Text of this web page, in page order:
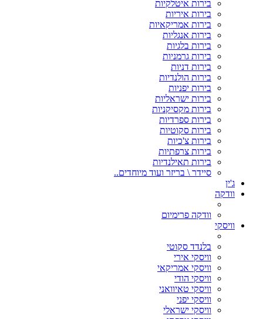
בירות איטלקיות
בירות איריות
בירות אמריקאיות
בירות אנגליות
בירות בלגיות
בירות גרמניות
בירות דניות
בירות הולנדיות
בירות יפניות
בירות ישראליות
בירות מקסיקניות
בירות ספרדיות
בירות סקוטיות
בירות צ'כיות
בירות צרפתיות
בירות תאילנדיות
סיידר \ בריזר ועוד מיוחדים..
ג'ין
וודקה
וודקה פרימיום
וויסקי
בלנדד סקוטי
וויסקי אירי
וויסקי אמריקאי
וויסקי הודי
וויסקי טאיוואני
וויסקי יפני
וויסקי ישראלי